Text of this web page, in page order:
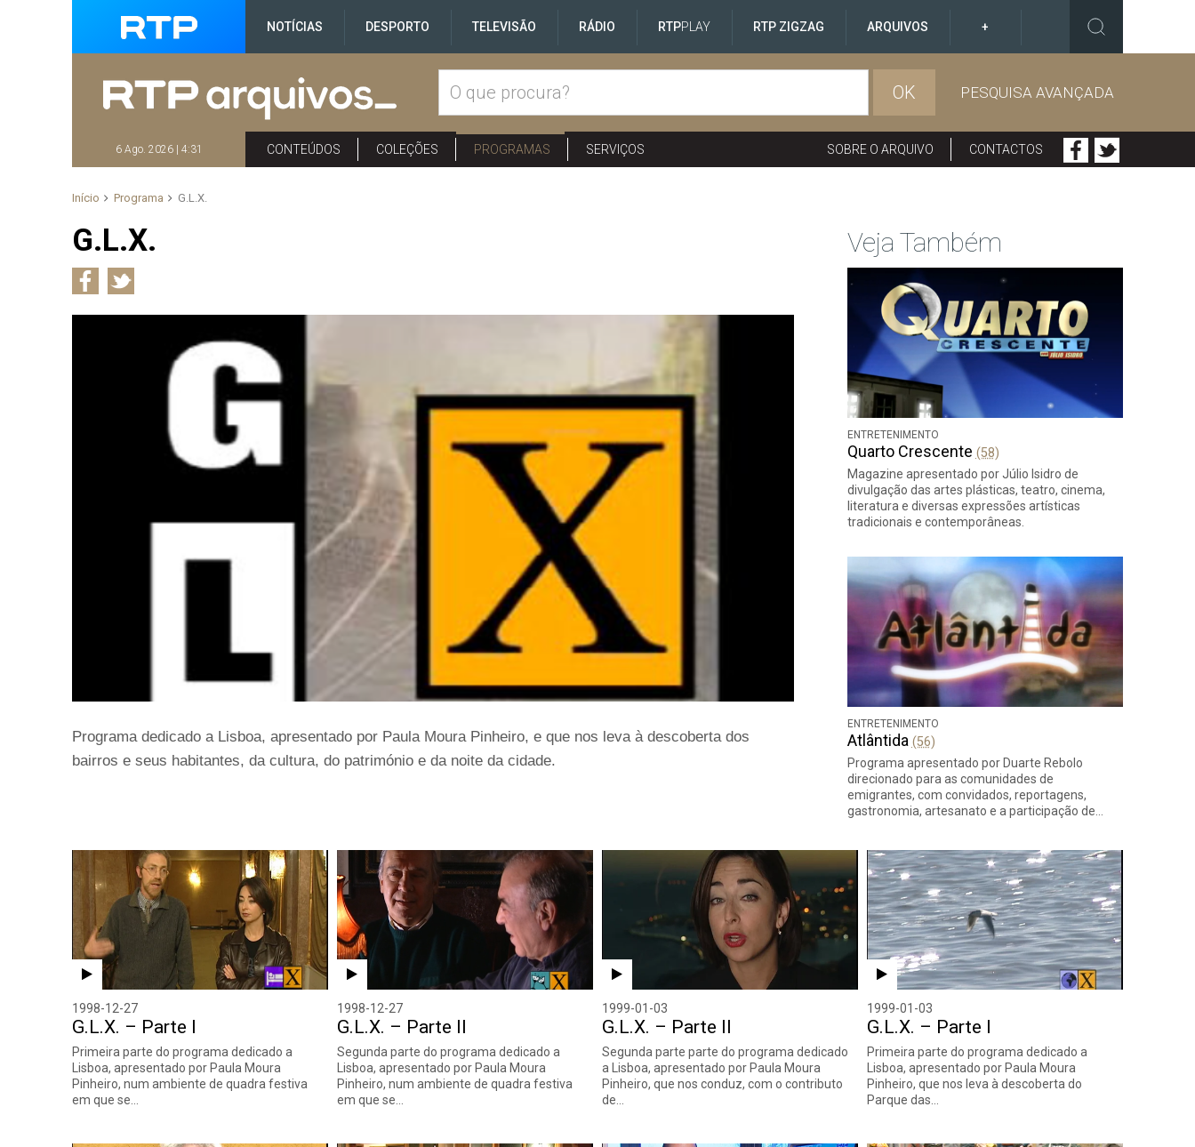
NOTÍCIAS DESPORTO TELEVISÃO RÁDIO RTPPLAY RTP ZIGZAG ARQUIVOS +
OK PESQUISA AVANÇADA
6 Ago. 2026 | 4:31 CONTEÚDOS COLEÇÕES PROGRAMAS SERVIÇOS SOBRE O ARQUIVO CONTACTOS
Início Programa G.L.X.
G.L.X.
Programa dedicado a Lisboa, apresentado por Paula Moura Pinheiro, e que nos leva à descoberta dos
bairros e seus habitantes, da cultura, do património e da noite da cidade.
1998-12-27
G.L.X. – Parte I
Primeira parte do programa dedicado a
Lisboa, apresentado por Paula Moura
Pinheiro, num ambiente de quadra festiva
em que se…
1998-12-27
G.L.X. – Parte II
Segunda parte do programa dedicado a
Lisboa, apresentado por Paula Moura
Pinheiro, num ambiente de quadra festiva
em que se…
1999-01-03
G.L.X. – Parte II
Segunda parte parte do programa dedicado
a Lisboa, apresentado por Paula Moura
Pinheiro, que nos conduz, com o contributo
de…
1999-01-03
G.L.X. – Parte I
Primeira parte do programa dedicado a
Lisboa, apresentado por Paula Moura
Pinheiro, que nos leva à descoberta do
Parque das…
Veja Também
ENTRETENIMENTO
Quarto Crescente (58)
Magazine apresentado por Júlio Isidro de
divulgação das artes plásticas, teatro, cinema,
literatura e diversas expressões artísticas
tradicionais e contemporâneas.
ENTRETENIMENTO
Atlântida (56)
Programa apresentado por Duarte Rebolo
direcionado para as comunidades de
emigrantes, com convidados, reportagens,
gastronomia, artesanato e a participação de…